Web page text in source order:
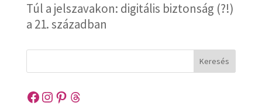
Túl a jelszavakon: digitális biztonság (?!)
a 21. században
Keresés
Facebook
Instagram
Pinterest
Threads